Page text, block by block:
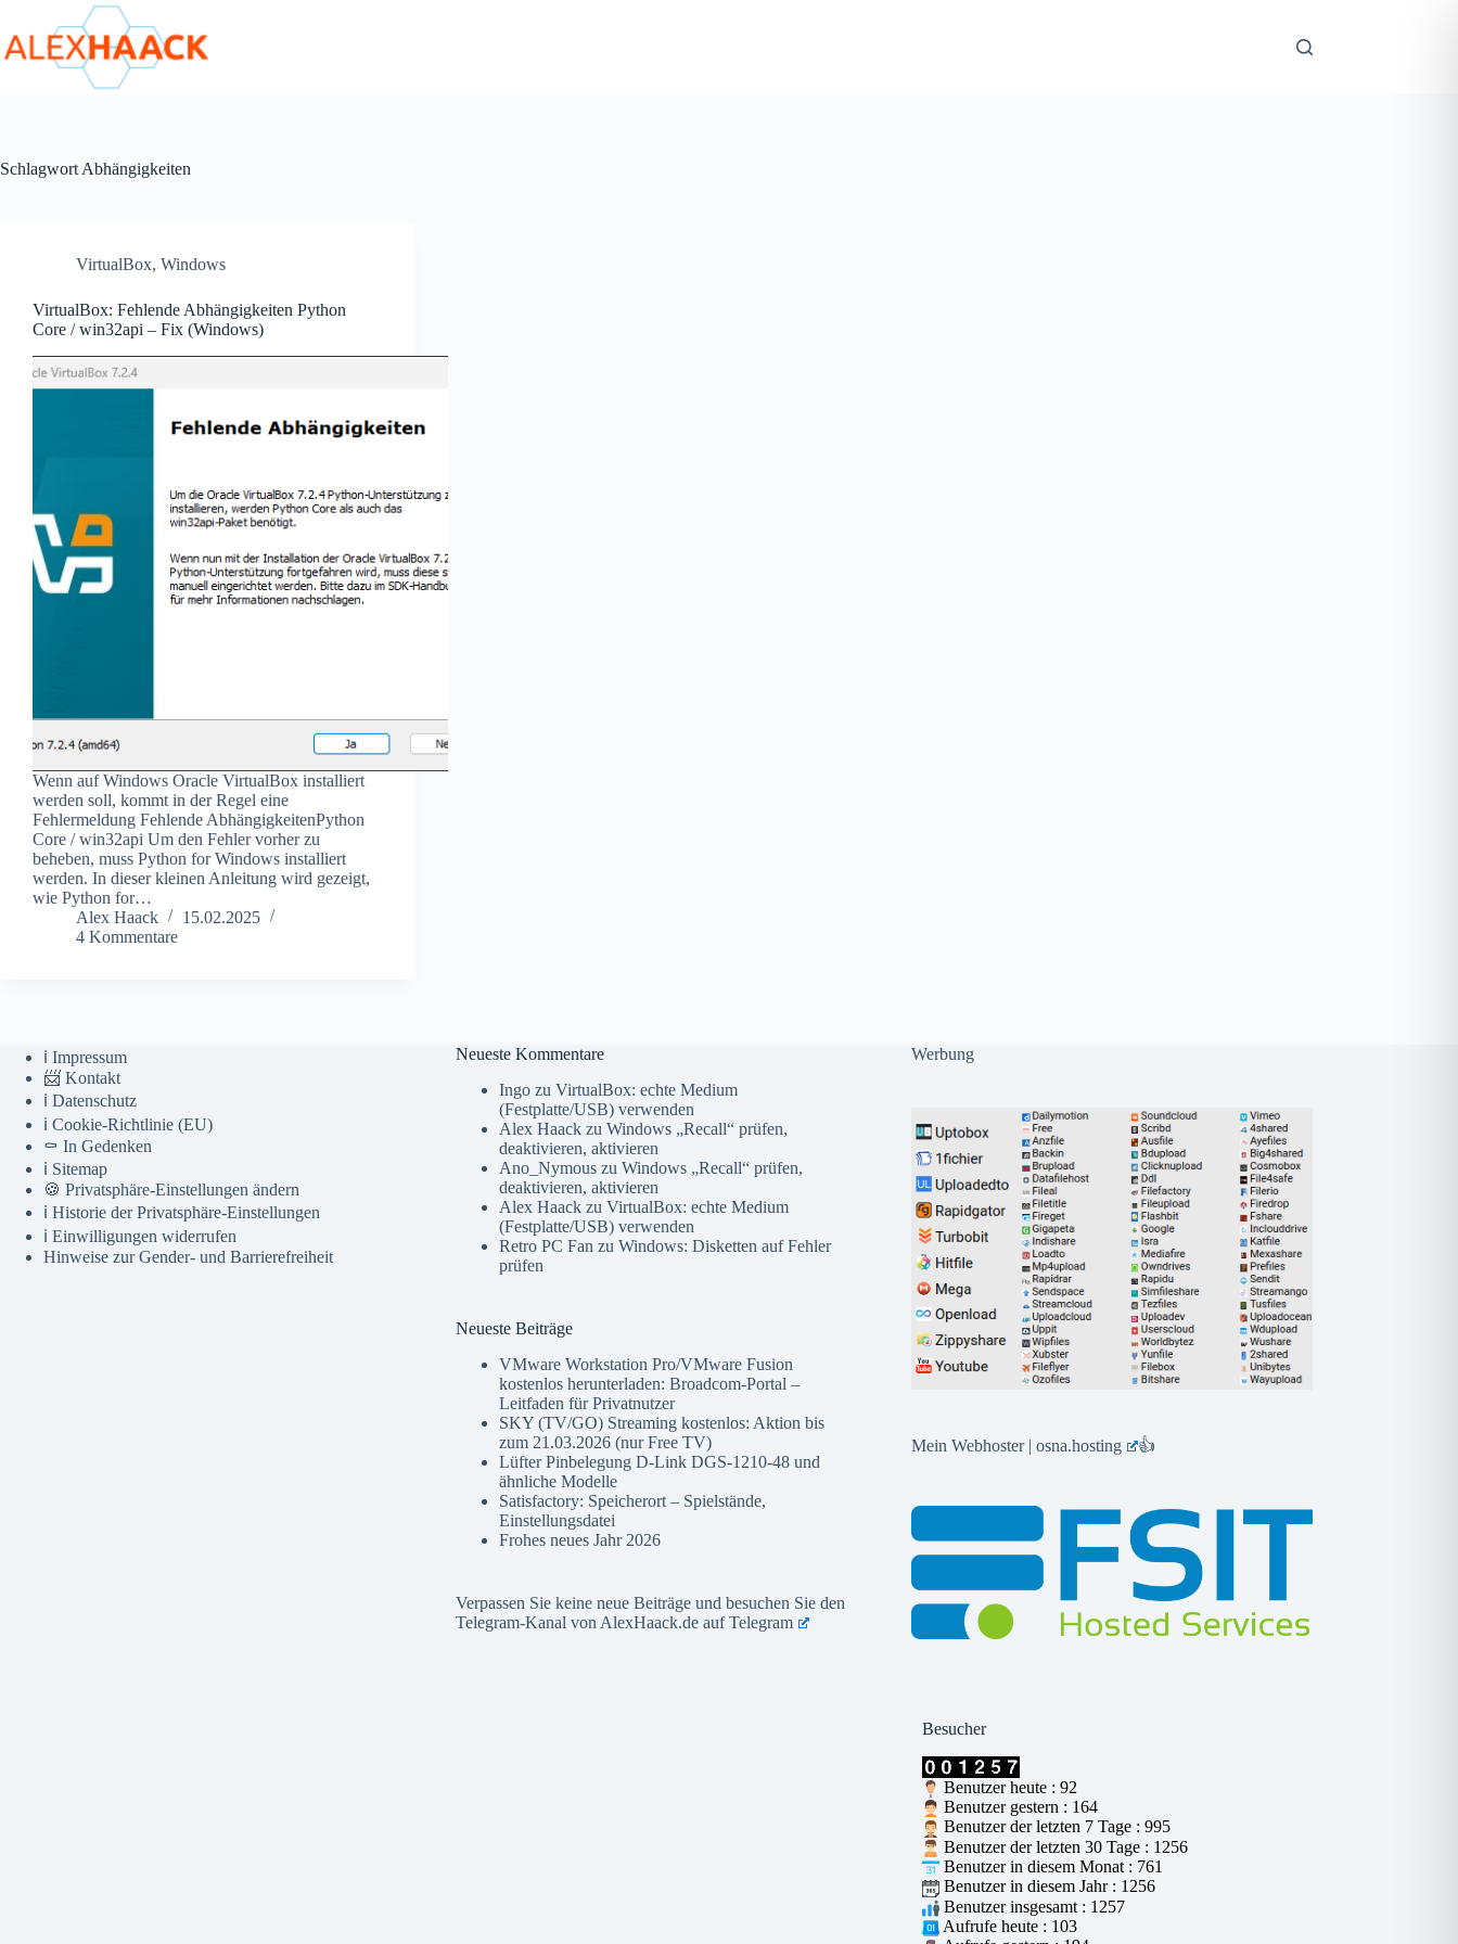
springen
Schlagwort Abhängigkeiten
VirtualBox, Windows
VirtualBox: Fehlende Abhängigkeiten Python
Core / win32api – Fix (Windows)
Wenn auf Windows Oracle VirtualBox installiert
werden soll, kommt in der Regel eine
Fehlermeldung Fehlende AbhängigkeitenPython
Core / win32api Um den Fehler vorher zu
beheben, muss Python for Windows installiert
werden. In dieser kleinen Anleitung wird gezeigt,
wie Python for…
Alex Haack
15.02.2025
4 Kommentare
ℹ️ Impressum
📨 Kontakt
ℹ️ Datenschutz
ℹ️ Cookie-Richtlinie (EU)
⚰️ In Gedenken
ℹ️ Sitemap
🍪 Privatsphäre-Einstellungen ändern
ℹ️ Historie der Privatsphäre-Einstellungen
ℹ️ Einwilligungen widerrufen
Hinweise zur Gender- und Barrierefreiheit
Neueste Kommentare
Ingozu VirtualBox: echte Medium
(Festplatte/USB) verwenden
Alex Haackzu Windows „Recall“ prüfen,
deaktivieren, aktivieren
Ano_Nymouszu Windows „Recall“ prüfen,
deaktivieren, aktivieren
Alex Haackzu VirtualBox: echte Medium
(Festplatte/USB) verwenden
Retro PC Fan zu Windows: Disketten auf Fehler
prüfen
Neueste Beiträge
VMware Workstation Pro/VMware Fusion
kostenlos herunterladen: Broadcom-Portal –
Leitfaden für Privatnutzer
SKY (TV/GO) Streaming kostenlos: Aktion bis
zum 21.03.2026 (nur Free TV)
Lüfter Pinbelegung D-Link DGS-1210-48 und
ähnliche Modelle
Satisfactory: Speicherort – Spielstände,
Einstellungsdatei
Frohes neues Jahr 2026
Verpassen Sie keine neue Beiträge und besuchen Sie den
Telegram-Kanal von AlexHaack.de aufTelegram
Werbung
Mein Webhoster | osna.hosting 👍
Besucher
Benutzer heute : 92
Benutzer gestern : 164
Benutzer der letzten 7 Tage : 995
Benutzer der letzten 30 Tage : 1256
Benutzer in diesem Monat : 761
Benutzer in diesem Jahr : 1256
Benutzer insgesamt : 1257
Aufrufe heute : 103